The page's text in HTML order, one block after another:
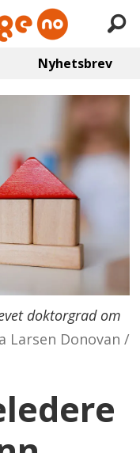
Nyhetsbrev
doktorgrad om
Larsen Donovan /